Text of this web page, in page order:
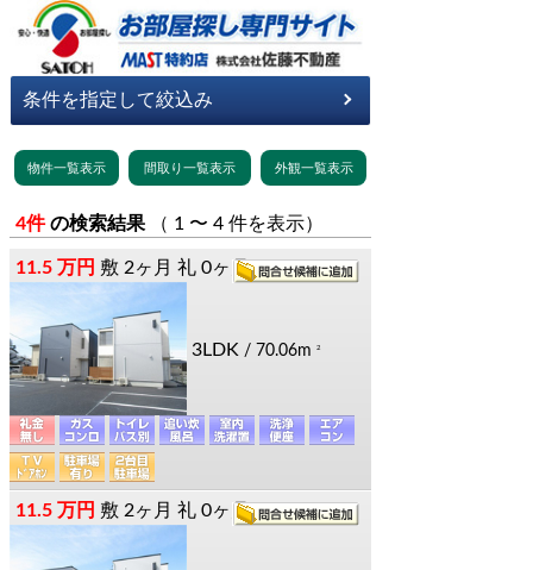
4件 の検索結果 （ 1 〜 4 件を表示）
11.5 万円 敷 2ヶ月 礼 0ヶ月
3LDK / 70.06m 2
11.5 万円 敷 2ヶ月 礼 0ヶ月